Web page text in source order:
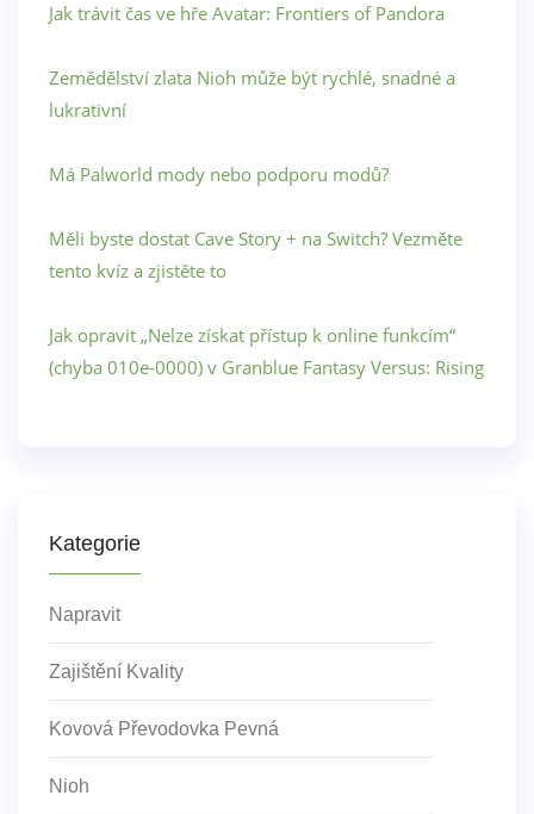
Jak trávit čas ve hře Avatar: Frontiers of Pandora
Zemědělství zlata Nioh může být rychlé, snadné a
lukrativní
Má Palworld mody nebo podporu modů?
Měli byste dostat Cave Story + na Switch? Vezměte
tento kvíz a zjistěte to
Jak opravit „Nelze získat přístup k online funkcím“
(chyba 010e-0000) v Granblue Fantasy Versus: Rising
Kategorie
Napravit
Zajištění Kvality
Kovová Převodovka Pevná
Nioh